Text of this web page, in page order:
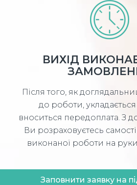
ВИХІД
Після того, як
до роботи, укладається
вноситься передоплата. З
Ви розраховуєтесь
виконаної роботи на
Заповнити заявку на